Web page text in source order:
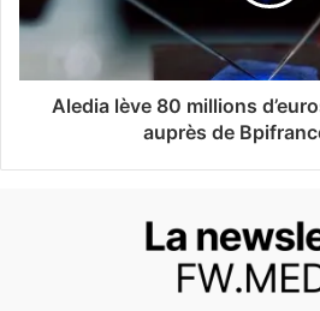
Aledia lève 80 millions
auprès de